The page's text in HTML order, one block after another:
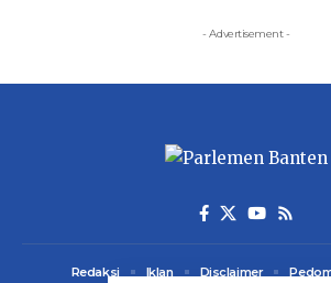
- Advertisement -
Redaksi Iklan Disclaimer